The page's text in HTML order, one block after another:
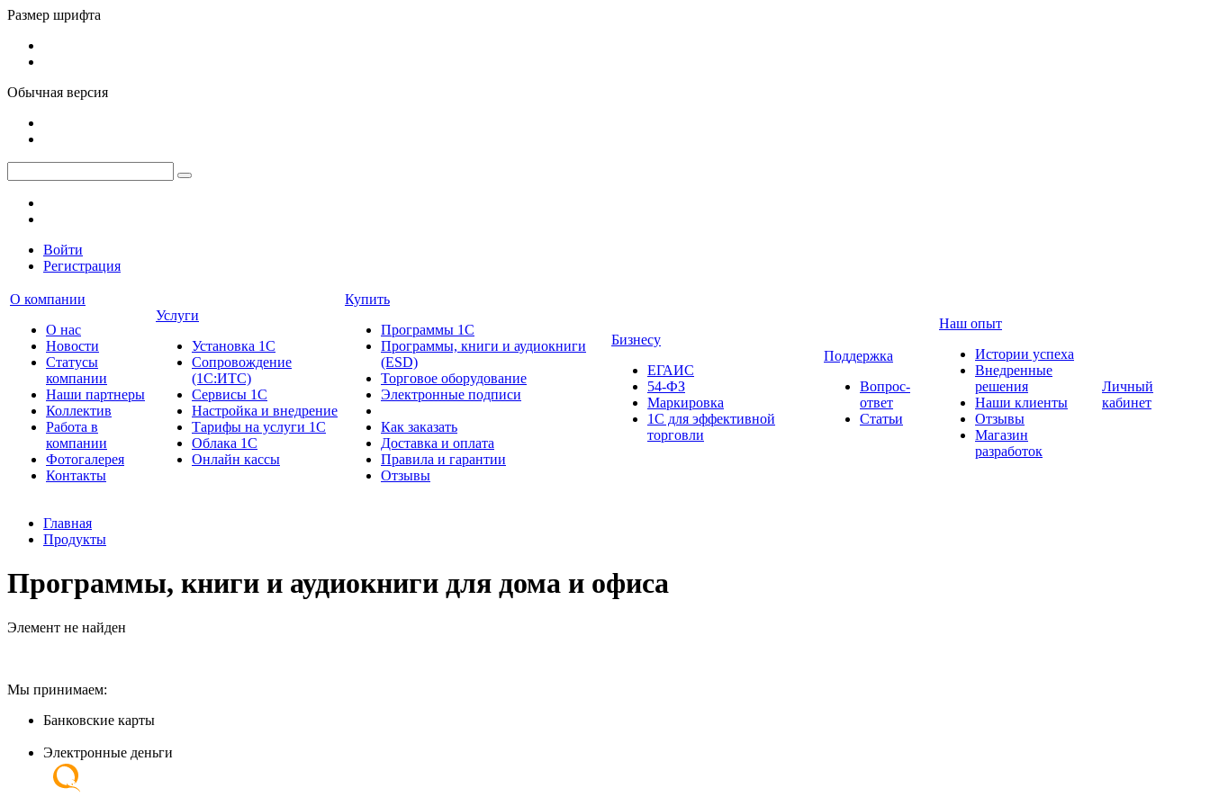
Размер шрифта
Обычная версия
Войти
Регистрация
О компании
О нас
Новости
Cтатусы
компании
Наши партнеры
Коллектив
Работа в
компании
Фотогалерея
Контакты
Услуги
Установка 1С
Сопровождение
(1С:ИТС)
Сервисы 1С
Настройка и внедрение
Тарифы на услуги 1С
Облака 1С
Онлайн кассы
Купить
Программы 1С
Программы, книги и аудиокниги
(ESD)
Торговое оборудование
Электронные подписи
Как заказать
Доставка и оплата
Правила и гарантии
Отзывы
Бизнесу
ЕГАИС
54-ФЗ
Маркировка
1С для эффективной
торговли
Поддержка
Вопрос-
ответ
Статьи
Наш опыт
Истории успеха
Внедренные
решения
Наши клиенты
Отзывы
Магазин
разработок
Личный
кабинет
Главная
Продукты
Программы, книги и аудиокниги для дома и офиса
Элемент не найден
Мы принимаем:
Банковские карты
Электронные деньги